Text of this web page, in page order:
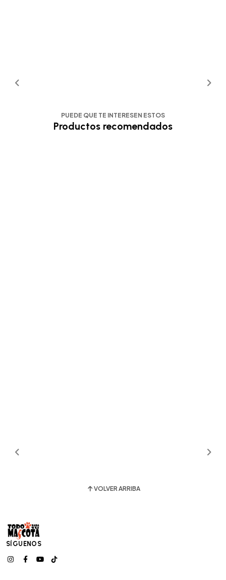
PUEDE QUE TE INTERESEN ESTOS
Productos recomendados
VOLVER ARRIBA
SÍGUENOS